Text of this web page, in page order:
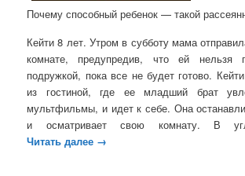
Почему способный ребенок — такой
Кейти 8 лет. Утром в субботу мама
комнате, предупредив, что ей нельзя
подружкой, пока все не будет готово.
из гостиной, где ее младший брат
мультфильмы, и идет к себе. Она
и осматривает свою комнату. В
Читать далее →